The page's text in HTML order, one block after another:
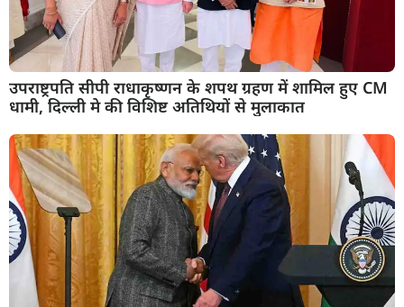
उपराष्ट्रपति सीपी राधाकृष्णन के शपथ ग्रहण में शामिल हुए CM
धामी, दिल्ली मे की विशिष्ट अतिथियों से मुलाकात